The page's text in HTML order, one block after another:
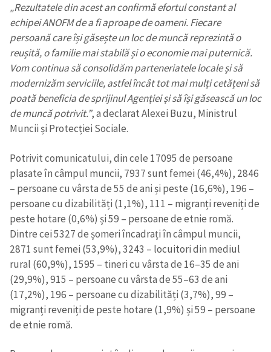
„Rezultatele din acest an confirmă efortul constant al
echipei ANOFM de a fi aproape de oameni. Fiecare
persoană care își găsește un loc de muncă reprezintă o
reușită, o familie mai stabilă și o economie mai puternică.
Vom continua să consolidăm parteneriatele locale și să
modernizăm serviciile, astfel încât tot mai mulți cetățeni să
poată beneficia de sprijinul Agenției și să își găsească un loc
de muncă potrivit.”, a declarat Alexei Buzu, Ministrul
Muncii și Protecției Sociale.
Potrivit comunicatului, din cele 17095 de persoane
plasate în câmpul muncii, 7937 sunt femei (46,4%), 2846
– persoane cu vârsta de 55 de ani și peste (16,6%), 196 –
persoane cu dizabilități (1,1%), 111 – migranți reveniți de
peste hotare (0,6%) și 59 – persoane de etnie romă.
Dintre cei 5327 de șomeri încadrați în câmpul muncii,
2871 sunt femei (53,9%), 3243 – locuitori din mediul
rural (60,9%), 1595 – tineri cu vârsta de 16–35 de ani
(29,9%), 915 – persoane cu vârsta de 55–63 de ani
(17,2%), 196 – persoane cu dizabilități (3,7%), 99 –
migranți reveniți de peste hotare (1,9%) și 59 – persoane
de etnie romă.